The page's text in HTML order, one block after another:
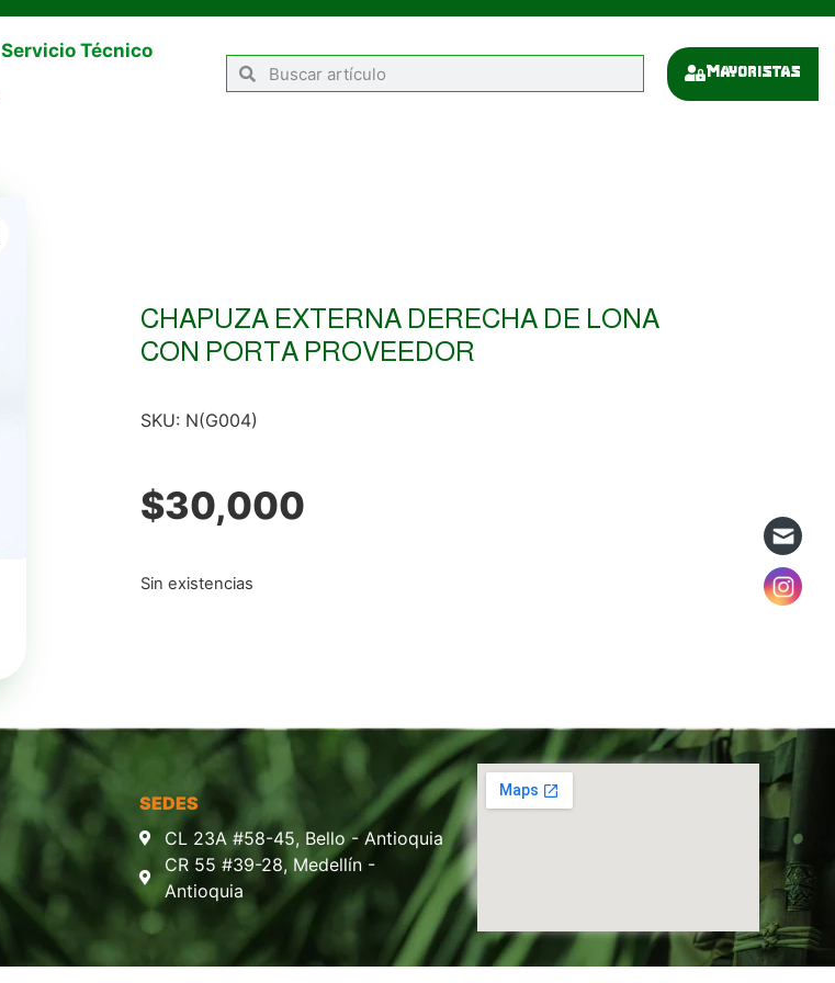
Servicio Técnico
Mayoristas
CHAPUZA EXTERNA DERECHA DE LONA
CON PORTA PROVEEDOR
SKU: N(G004)
$30,000
Sin existencias
SEDES
CL 23A #58-45, Bello - Antioquia
CR 55 #39-28, Medellín -
Antioquia